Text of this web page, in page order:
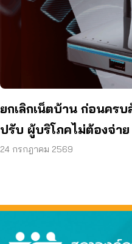
ยกเลิกเน็ตบ้าน ก่อนคร
ปรับ ผู้บริโภคไม่ต้องจ่าย
24 กรกฎาคม 2569